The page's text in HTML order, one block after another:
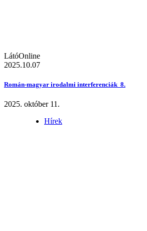
LátóOnline
2025.10.07
Román-magyar irodalmi interferenciák 8.
2025. október 11.
Hírek